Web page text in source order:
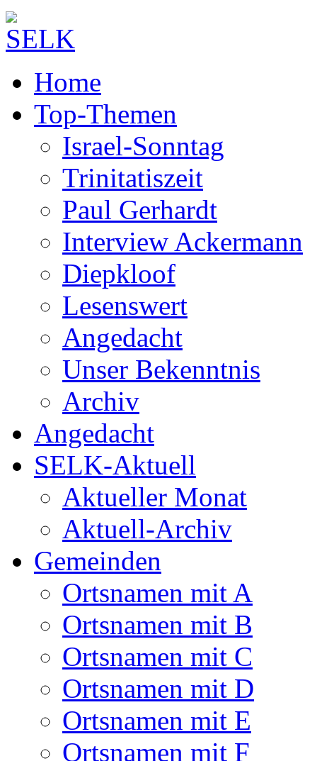
Home
Top-Themen
Israel-Sonntag
Trinitatiszeit
Paul Gerhardt
Interview Ackermann
Diepkloof
Lesenswert
Angedacht
Unser Bekenntnis
Archiv
Angedacht
SELK-Aktuell
Aktueller Monat
Aktuell-Archiv
Gemeinden
Ortsnamen mit A
Ortsnamen mit B
Ortsnamen mit C
Ortsnamen mit D
Ortsnamen mit E
Ortsnamen mit F